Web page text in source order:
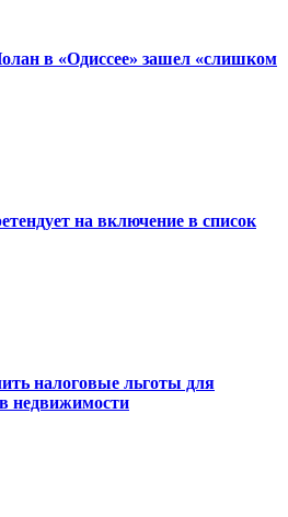
в «Одиссее» зашел «слишком
на включение в список
налоговые льготы для
недвижимости